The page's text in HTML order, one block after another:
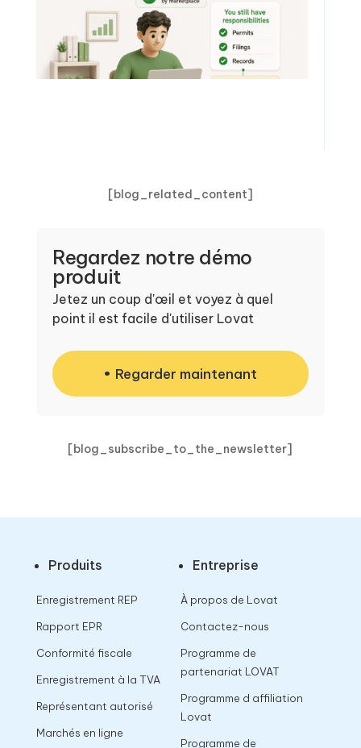
[blog_related_content]
Regardez notre démo
produit
Jetez un coup d'œil et voyez à quel
point il est facile d'utiliser Lovat
Regarder maintenant
[blog_subscribe_to_the_newsletter]
Produits
Enregistrement REP
Rapport EPR
Conformité fiscale
Enregistrement à la TVA
Représentant autorisé
Marchés en ligne
Entreprise
À propos de Lovat
Contactez-nous
Programme de
partenariat LOVAT
Programme d affiliation
Lovat
Programme de